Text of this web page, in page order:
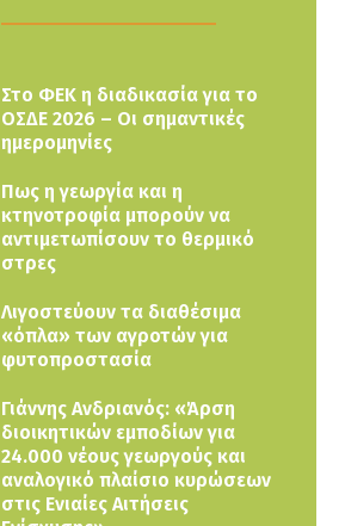
Στο ΦΕΚ η διαδικασία για το
ΟΣΔΕ 2026 – Οι σημαντικές
ημερομηνίες
Πως η γεωργία και η
κτηνοτροφία μπορούν να
αντιμετωπίσουν το θερμικό
στρες
Λιγοστεύουν τα διαθέσιμα
«όπλα» των αγροτών για
φυτοπροστασία
Γιάννης Ανδριανός: «Άρση
διοικητικών εμποδίων για
24.000 νέους γεωργούς και
αναλογικό πλαίσιο κυρώσεων
στις Ενιαίες Αιτήσεις